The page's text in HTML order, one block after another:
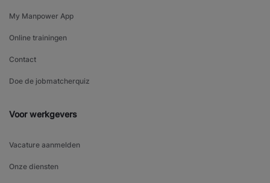
My Manpower App
Online trainingen
Contact
Doe de jobmatcherquiz
Voor werkgevers
Vacature aanmelden
Onze diensten